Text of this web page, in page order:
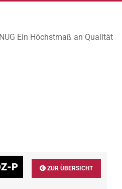
Ein Höchstmaß an Qualität
P ZUR ÜBERSICHT